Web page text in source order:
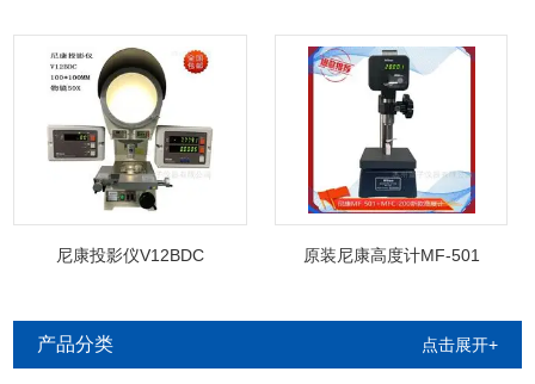
尼康投影仪V12BDC 原装尼康高度计MF-501
产品分类 点击展开+